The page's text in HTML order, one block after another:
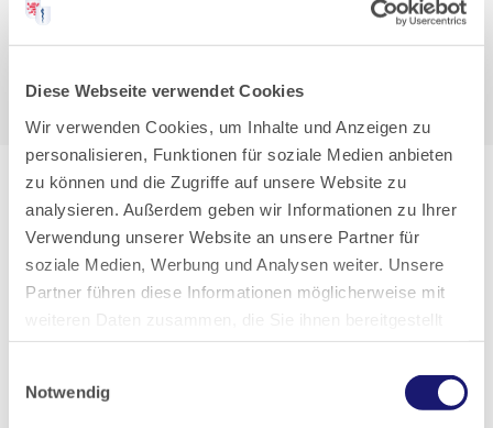
Diese Webseite verwendet Cookies
Wir verwenden Cookies, um Inhalte und Anzeigen zu
personalisieren, Funktionen für soziale Medien anbieten
zu können und die Zugriffe auf unsere Website zu
analysieren. Außerdem geben wir Informationen zu Ihrer
Verwendung unserer Website an unsere Partner für
soziale Medien, Werbung und Analysen weiter. Unsere
Partner führen diese Informationen möglicherweise mit
haben oder die sie im Rahmen Ihrer Nutzung der Dienste
Notwendig
einer Definition der…
Ärztekammer
Nachträge zum Hessischen Ärzteblatt
Landesärztekammer Hessen hat zusammen mit der KVH
die Information „Vertragsgestaltungen für die Mitarbeit in